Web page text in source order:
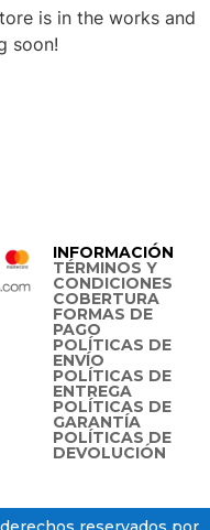
is in the works and
soon!
INFORMACIÓN
TÉRMINOS Y
CONDICIONES
COBERTURA
FORMAS DE
PAGO
POLÍTICAS DE
ENVÍO
POLÍTICAS DE
ENTREGA
POLÍTICAS DE
GARANTÍA
POLÍTICAS DE
DEVOLUCIÓN